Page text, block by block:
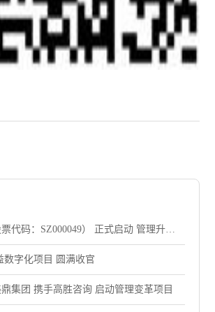
代码：SZ000049） 正式启动 管理升级&
！
数字化项目 圆满收官
集团 携手高胜咨询 启动管理变革项目